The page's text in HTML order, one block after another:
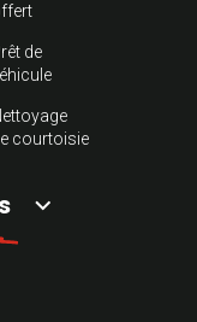
de
courtoisie